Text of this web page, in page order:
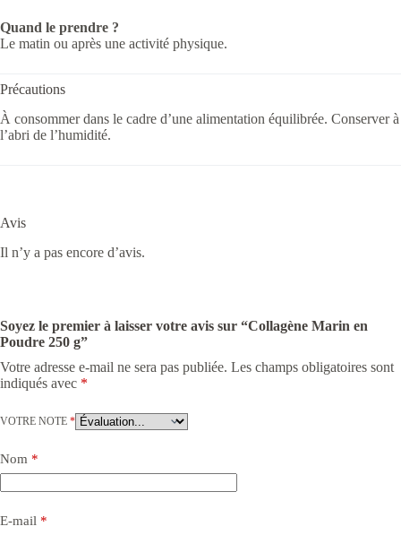
Quand le prendre ?
Le matin ou après une activité physique.
Précautions
À consommer dans le cadre d’une alimentation équilibrée. Conserver à
l’abri de l’humidité.
Avis
Il n’y a pas encore d’avis.
Soyez le premier à laisser votre avis sur “Collagène Marin en
Poudre 250 g”
Votre adresse e-mail ne sera pas publiée. Les champs obligatoires sont
indiqués avec *
VOTRE NOTE *
Nom *
E-mail *